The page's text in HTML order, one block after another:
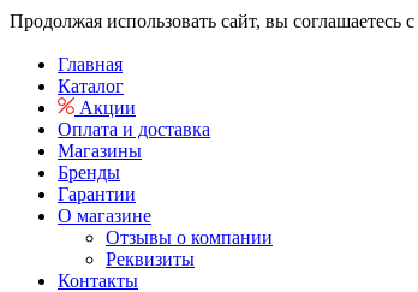
Продолжая использовать сайт, вы соглашаетесь с
Главная
Каталог
Акции
Оплата и доставка
Магазины
Бренды
Гарантии
О магазине
Отзывы о компании
Реквизиты
Контакты